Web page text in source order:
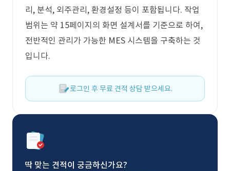
리, 분석, 외주관리, 환경설정 등이 포함됩니다. 작업
범위는 약 15페이지의 화면 설계서를 기준으로 하여,
전반적인 관리가 가능한 MES 시스템을 구축하는 것
입니다.
로그인 후 무료 견적 상담 받으세요.
딱 맞는 견적이 궁금하신가요?